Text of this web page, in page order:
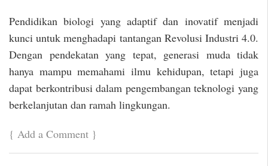
Pendidikan biologi yang adaptif dan inovatif menjadi
kunci untuk menghadapi tantangan Revolusi Industri 4.0.
Dengan pendekatan yang tepat, generasi muda tidak
hanya mampu memahami ilmu kehidupan, tetapi juga
dapat berkontribusi dalam pengembangan teknologi yang
berkelanjutan dan ramah lingkungan.
{ Add a Comment }